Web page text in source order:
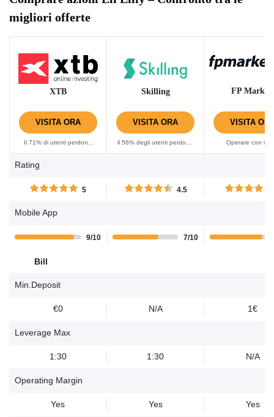
migliori offerte
XTB
VISITA ORA
Il 71% di utenti perdono
provider facendo trading di
CFD. Per favore considera
perdere denaro.......
Skilling
VISITA ORA
il 56% degli utenti perdono
CFD. Per favore considera
FP Markets
VISITA
Operare con i
capitale.......
Rating
5 4.5
Mobile App
9/10 7/10
Bill
Min.Deposit
€0 N/A 1€
Leverage Max
1:30 1:30 N/A
Operating Margin
Yes Yes Yes